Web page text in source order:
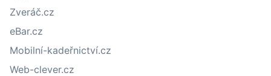
Zveráč.cz
eBar.cz
Mobilní-kadeřnictví.cz
Web-clever.cz